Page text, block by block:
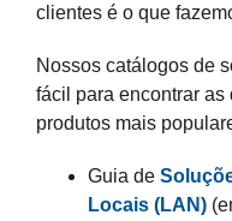
clientes é o que
Nossos catálogos de
fácil para encontrar
produtos mais
Guia de
Locais (LAN)